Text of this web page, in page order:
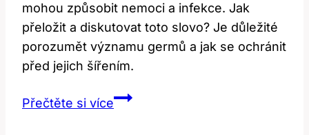
mohou způsobit nemoci a infekce. Jak
přeložit a diskutovat toto slovo? Je důležité
porozumět významu germů a jak se ochránit
před jejich šířením.
Přečtěte si víceGerms: